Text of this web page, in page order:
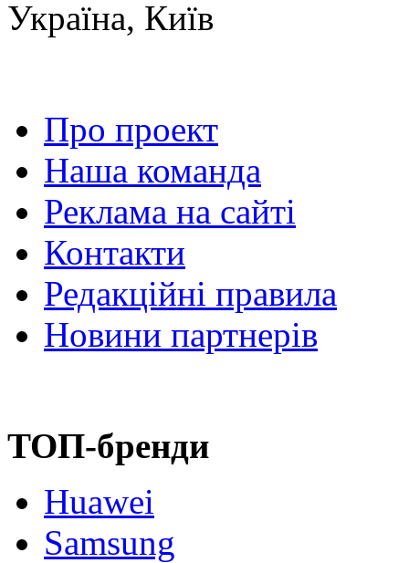
Україна, Київ
Про проект
Наша команда
Реклама на сайті
Контакти
Редакційні правила
Новини партнерів
ТОП-бренди
Huawei
Samsung